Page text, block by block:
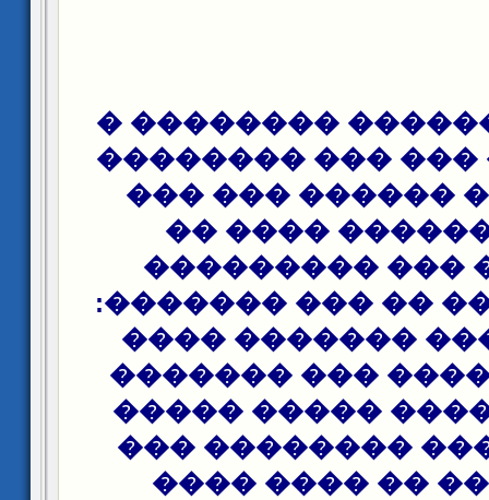
���� ��� ������
���� ���� ���
��������
��� ��������
������� ���
���������� ��
(��� ������
��� ���� ����
����� ������
����������
�������� ��